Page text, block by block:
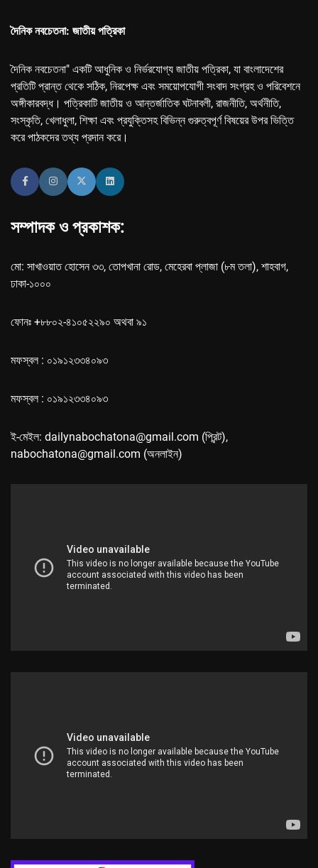
দৈনিক নবচেতনা: জাতীয় পত্রিকা
দৈনিক নবচেতনা" একটি আধুনিক ও নির্ভরযোগ্য জাতীয় পত্রিকা, যা বাংলাদেশের
প্রতিটি প্রান্ত থেকে সঠিক, নিরপেক্ষ এবং সময়োপযোগী সংবাদ সংগ্রহ ও পরিবেশনে
অঙ্গীকারবদ্ধ। পত্রিকাটি জাতীয় ও আন্তর্জাতিক ঘটনাবলী, রাজনীতি, অর্থনীতি,
সংস্কৃতি, খেলাধুলা, শিক্ষা এবং প্রযুক্তিসহ বিভিন্ন গুরুত্বপূর্ণ বিষয়ের উপর ভিত্তি
করে পাঠকদের তথ্য প্রদান করে।
সম্পাদক ও প্রকাশক:
মো: সাখাওয়াত হোসেন ৩৩, তোপখানা রোড, মেহেরবা প্লাজা (৮ম তলা), শাহবাগ,
ঢাকা-১০০০
ফোনঃ +৮৮০২-৪১০৫২২৯০ অথবা ৯১
মফস্বল : ০১৯১২৩৩৪০৯৩
মফস্বল : ০১৯১২৩৩৪০৯৩
ই-মেইল: dailynabochatona@gmail.com (প্রিন্ট),
nabochatona@gmail.com (অনলাইন)